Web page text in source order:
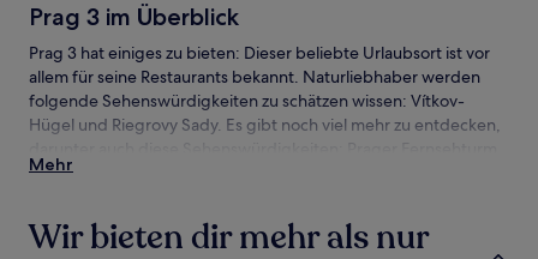
Prag 3 im Überblick
Prag 3 hat einiges zu bieten: Dieser beliebte Urlaubsort ist vor
allem für seine Restaurants bekannt. Naturliebhaber werden
folgende Sehenswürdigkeiten zu schätzen wissen: Vítkov-
Hügel und Riegrovy Sady. Es gibt noch viel mehr zu entdecken,
und Atrium Flora.
Prag 3 – Anreise
Mehr
Wir bieten dir mehr als nur